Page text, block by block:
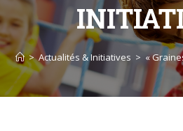
> Actualités & Initiatives > «